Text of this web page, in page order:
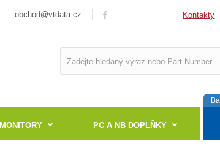
obchod@vtdata.cz Kontakty
MONITORY PC A NB DOPLŇKY